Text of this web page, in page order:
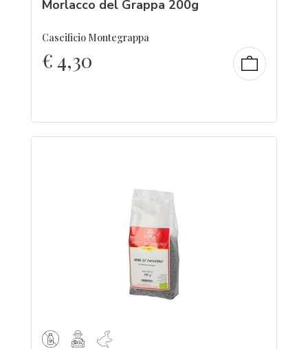
Morlacco del Grappa 200g
Caseificio Montegrappa
€4,30